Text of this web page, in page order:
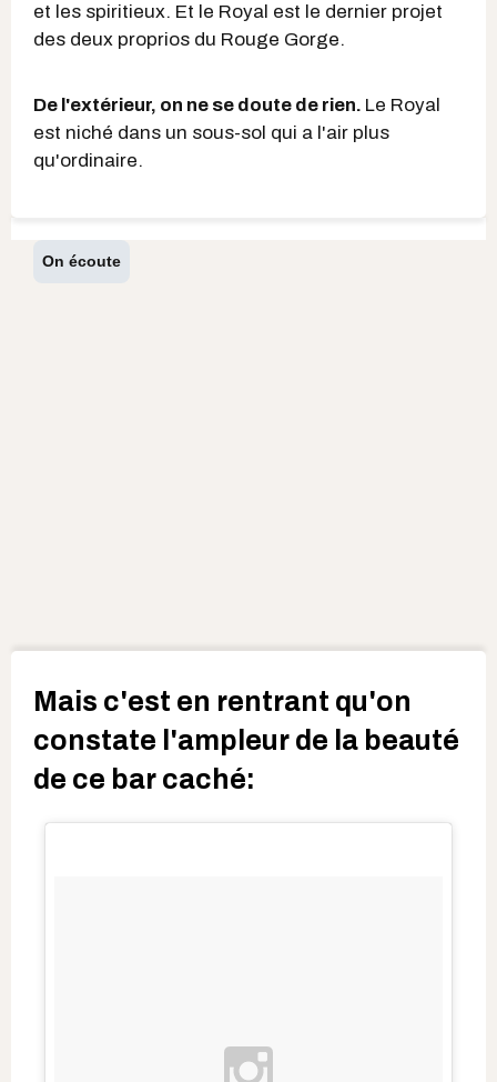
et les spiritieux. Et le Royal est le dernier projet
des deux proprios du Rouge Gorge.
De l'extérieur, on ne se doute de rien. Le Royal
est niché dans un sous-sol qui a l'air plus
qu'ordinaire.
On écoute
Mais c'est en rentrant qu'on
constate l'ampleur de la beauté
de ce bar caché: